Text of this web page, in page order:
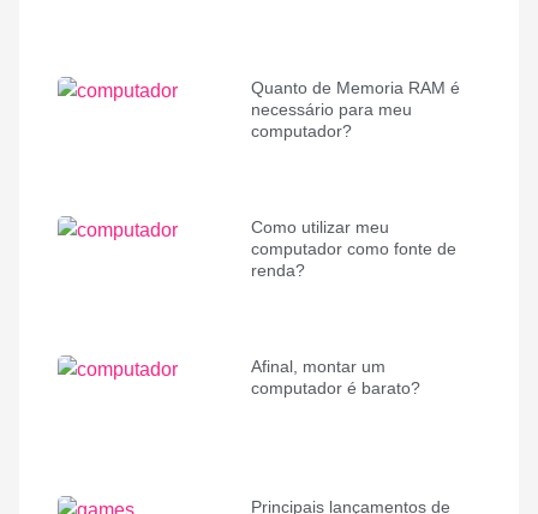
Quanto de Memoria RAM é
necessário para meu
computador?
Como utilizar meu
computador como fonte de
renda?
Afinal, montar um
computador é barato?
Principais lançamentos de